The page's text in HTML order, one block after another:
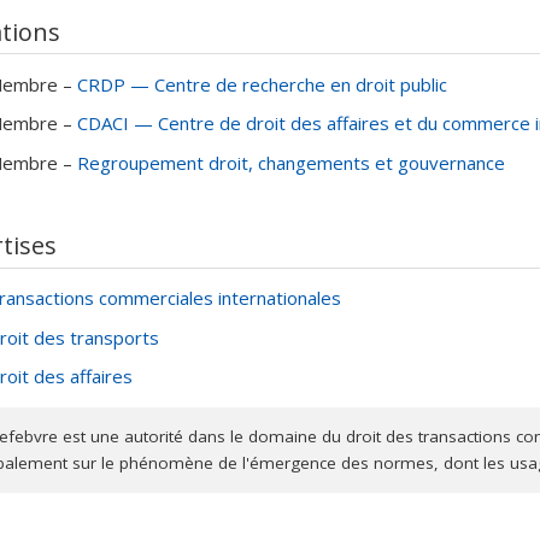
dans le monde.
de près d’une centaine de travaux de recherche, à tous les
et à la Francophonie de l’Université de 2014 à 2020.
canadien, la distinction d'avocat émérite du Barreau du
l'excellence en éducation du Québec.
– CRDP — Centre de recherche en droit public
– CDACI — Centre de droit des affaires et du commerce
– Regroupement droit, changements et gouvernance
commerciales internationales
des transports
des affaires
est une autorité dans le domaine du droit des transactions
sur le phénomène de l'émergence des normes, dont les